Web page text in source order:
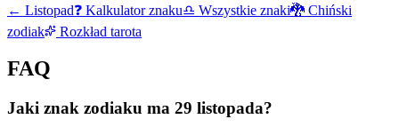
← Listopad❓ Kalkulator znaku♎ Wszystkie znaki🐉 Chiński
zodiak
Rozkład tarota
FAQ
Jaki znak zodiaku ma 29 listopada?